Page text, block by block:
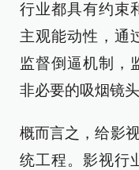
行业都具有约束
主观能动性，通
监督倒逼机制，
非必要的吸烟镜头
概而言之，给影
统工程。影视行